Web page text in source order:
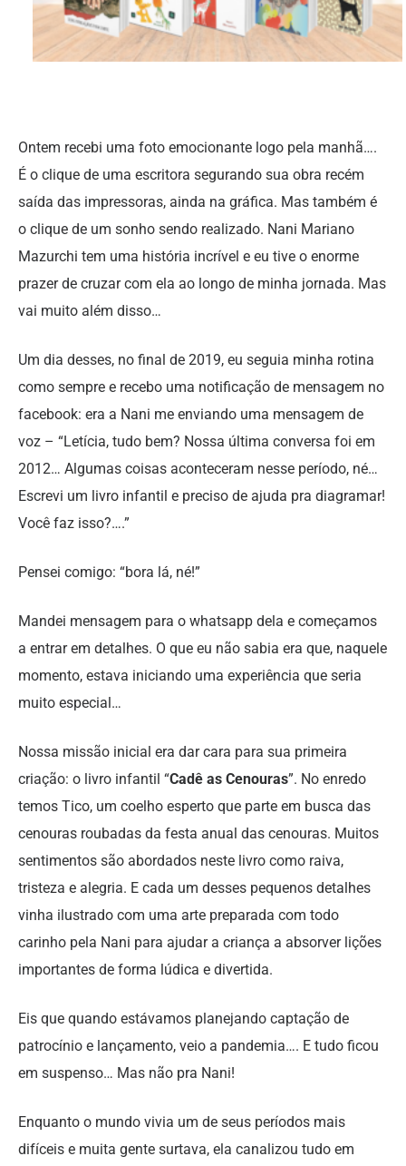
Ontem recebi uma foto emocionante logo pela manhã….
É o clique de uma escritora segurando sua obra recém
saída das impressoras, ainda na gráfica. Mas também é
o clique de um sonho sendo realizado. Nani Mariano
Mazurchi tem uma história incrível e eu tive o enorme
prazer de cruzar com ela ao longo de minha jornada. Mas
vai muito além disso…
Um dia desses, no final de 2019, eu seguia minha rotina
como sempre e recebo uma notificação de mensagem no
facebook: era a Nani me enviando uma mensagem de
voz – “Letícia, tudo bem? Nossa última conversa foi em
2012… Algumas coisas aconteceram nesse período, né…
Escrevi um livro infantil e preciso de ajuda pra diagramar!
Você faz isso?….”
Pensei comigo: “bora lá, né!”
Mandei mensagem para o whatsapp dela e começamos
a entrar em detalhes. O que eu não sabia era que, naquele
momento, estava iniciando uma experiência que seria
muito especial…
Nossa missão inicial era dar cara para sua primeira
criação: o livro infantil “Cadê as Cenouras”. No enredo
temos Tico, um coelho esperto que parte em busca das
cenouras roubadas da festa anual das cenouras. Muitos
sentimentos são abordados neste livro como raiva,
tristeza e alegria. E cada um desses pequenos detalhes
vinha ilustrado com uma arte preparada com todo
carinho pela Nani para ajudar a criança a absorver lições
importantes de forma lúdica e divertida.
Eis que quando estávamos planejando captação de
patrocínio e lançamento, veio a pandemia…. E tudo ficou
em suspenso… Mas não pra Nani!
Enquanto o mundo vivia um de seus períodos mais
difíceis e muita gente surtava, ela canalizou tudo em